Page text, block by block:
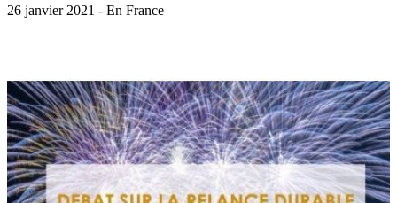
26 janvier 2021 - En France